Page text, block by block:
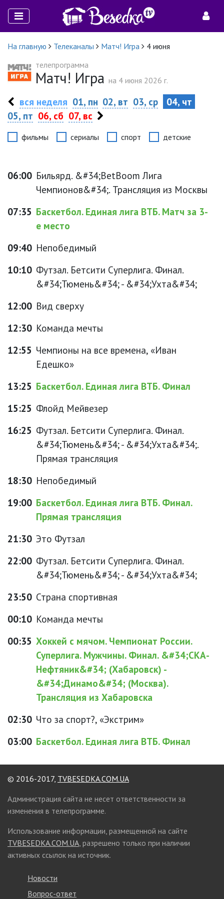
На главную Телеканалы Матч! Игра
4 июня
телепрограмма
Матч! Игра на 4 июня 2026 г.
вся неделя 01, пн 02, вт 03, ср
04, чт
05, пт 06, сб 07, вс
фильмы сериалы спорт детские
06:00 Бильярд. &#34;BetBoom Лига
Чемпионов&#34;. Трансляция из Москвы
07:35 Баскетбол. Единая лига ВТБ. Матч за 3-
е место
09:40 Непобедимый
10:10 Футзал. Бетсити Суперлига. Финал.
&#34;Тюмень&#34; - &#34;Ухта&#34;
12:00 Вид сверху
12:30 Команда мечты
12:55 Чемпионы на все времена, «Иван
Едешко»
13:25 Баскетбол. Единая лига ВТБ. Финал
15:25 Флойд Мейвезер
16:25 Футзал. Бетсити Суперлига. Финал.
&#34;Тюмень&#34; - &#34;Ухта&#34;.
Прямая трансляция
18:30 Непобедимый
19:00 Баскетбол. Единая лига ВТБ. Финал.
Прямая трансляция
21:30 Это Футзал
22:00 Футзал. Бетсити Суперлига. Финал.
&#34;Тюмень&#34; - &#34;Ухта&#34;
23:50 Страна спортивная
00:10 Команда мечты
00:35 Хоккей с мячом. Чемпионат России.
Суперлига. Мужчины. Финал. &#34;СКА-
Нефтяник&#34; (Хабаровск) -
&#34;Динамо&#34; (Москва).
Трансляция из Хабаровска
02:30 Что за спорт?, «Экстрим»
03:00 Баскетбол. Единая лига ВТБ. Финал
© 2016-2017, TVBESEDKA.COM.UA
Администрация сайта не несет ответственности за
изменения в телепрограмме.
Использование информации, размещенной на сайте
TVBESEDKA.COM.UA, разрешено только при наличии
активных ссылок на источник.
Новости
Вопрос-ответ